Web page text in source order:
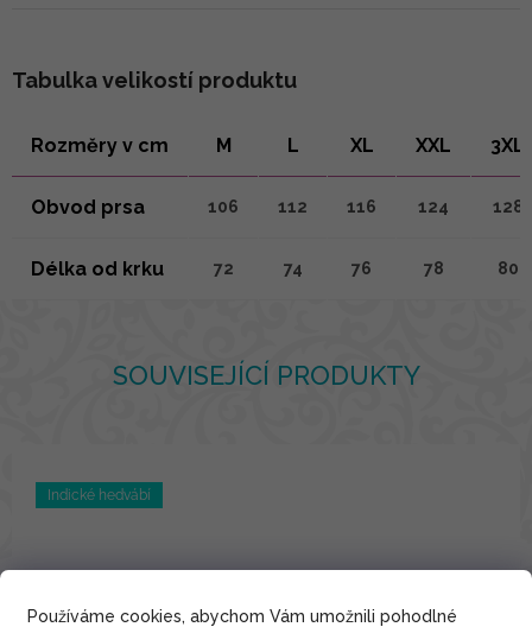
Používáme cookies, abychom Vám umožnili pohodlné
SOUVISEJÍCÍ PRODUKTY
Indické hedvábí
Tabulka velikostí produktu
Rozměry v cm M L XL XXL 3XL
Obvod prsa 106 112 116 124 128
Délka od krku 72 74 76 78 80